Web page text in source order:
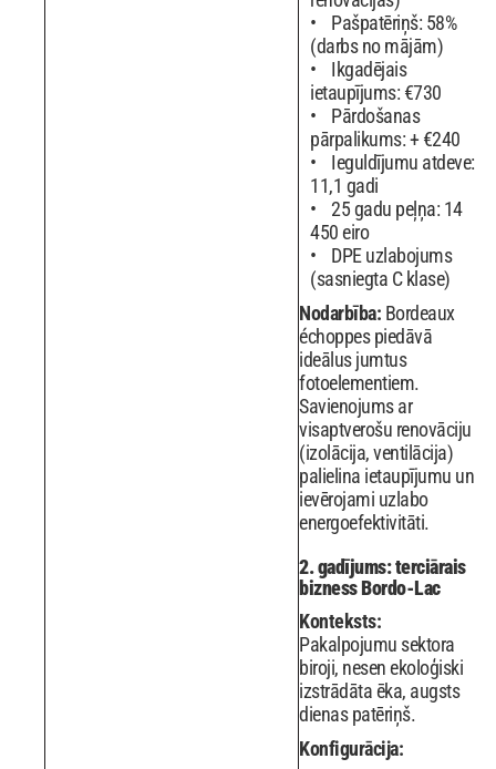
Pašpatēriņš: 58%
(darbs no mājām)
Ikgadējais
ietaupījums: €730
Pārdošanas
pārpalikums: + €240
Ieguldījumu atdeve:
11,1 gadi
25 gadu peļņa: 14
450 eiro
DPE uzlabojums
(sasniegta C klase)
Nodarbība: Bordeaux
échoppes piedāvā
ideālus jumtus
fotoelementiem.
Savienojums ar
visaptverošu renovāciju
(izolācija, ventilācija)
palielina ietaupījumu un
ievērojami uzlabo
energoefektivitāti.
2. gadījums: terciārais
bizness Bordo-Lac
Konteksts:
Pakalpojumu sektora
biroji, nesen ekoloģiski
izstrādāta ēka, augsts
dienas patēriņš.
Konfigurācija: